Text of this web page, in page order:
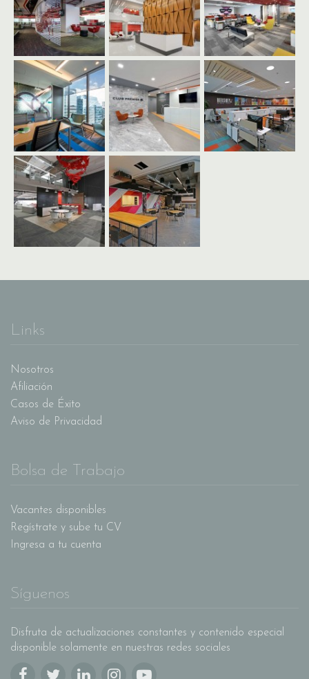
Links
Nosotros
Afiliación
Casos de Éxito
Aviso de Privacidad
Bolsa de Trabajo
Vacantes disponibles
Regístrate y sube tu CV
Ingresa a tu cuenta
Síguenos
Disfruta de actualizaciones constantes y contenido especial
disponible solamente en nuestras redes sociales